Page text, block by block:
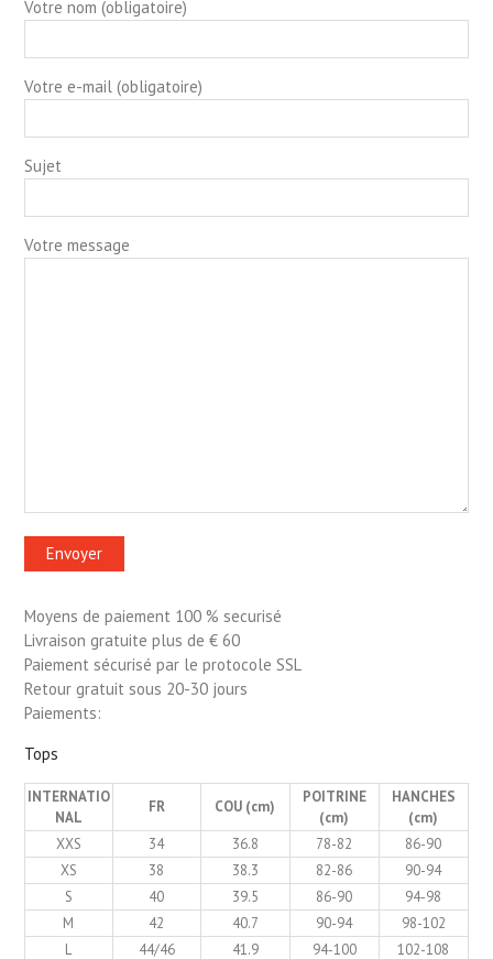
Votre nom (obligatoire)
Votre e-mail (obligatoire)
Sujet
Votre message
Moyens de paiement 100 % securisé
Livraison gratuite plus de € 60
Paiement sécurisé par le protocole SSL
Retour gratuit sous 20-30 jours
Paiements:
Tops
INTERNATIO
NAL
FR COU (cm)
POITRINE
(cm)
HANCHES
(cm)
XXS
34 36.8 78-82
86-90
XS
38 38.3 82-86
90-94
S
40 39.5 86-90
94-98
M
42 40.7 90-94
98-102
L
44/46 41.9 94-100 102-108